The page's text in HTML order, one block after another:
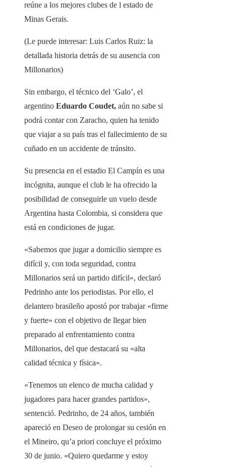
reúne a los mejores clubes de l estado de
Minas Gerais.
(Le puede interesar: Luis Carlos Ruiz: la
detallada historia detrás de su ausencia con
Millonarios)
Sin embargo, el técnico del ‘Galo’, el
argentino Eduardo Coudet, aún no sabe si
podrá contar con Zaracho, quien ha tenido
que viajar a su país tras el fallecimiento de su
cuñado en un accidente de tránsito.
Su presencia en el estadio El Campín es una
incógnita, aunque el club le ha ofrecido la
posibilidad de conseguirle un vuelo desde
Argentina hasta Colombia, si considera que
está en condiciones de jugar.
«Sabemos que jugar a domicilio siempre es
difícil y, con toda seguridad, contra
Millonarios será un partido difícil», declaró
Pedrinho ante los periodistas. Por ello, el
delantero brasileño apostó por trabajar «firme
y fuerte» con el objetivo de llegar bien
preparado al enfrentamiento contra
Millonarios, del que destacará su «alta
calidad técnica y física».
«Tenemos un elenco de mucha calidad y
jugadores para hacer grandes partidos»,
sentenció. Pedrinho, de 24 años, también
apareció en Deseo de prolongar su cesión en
el Mineiro, qu’a priori concluye el próximo
30 de junio. «Quiero quedarme y estoy